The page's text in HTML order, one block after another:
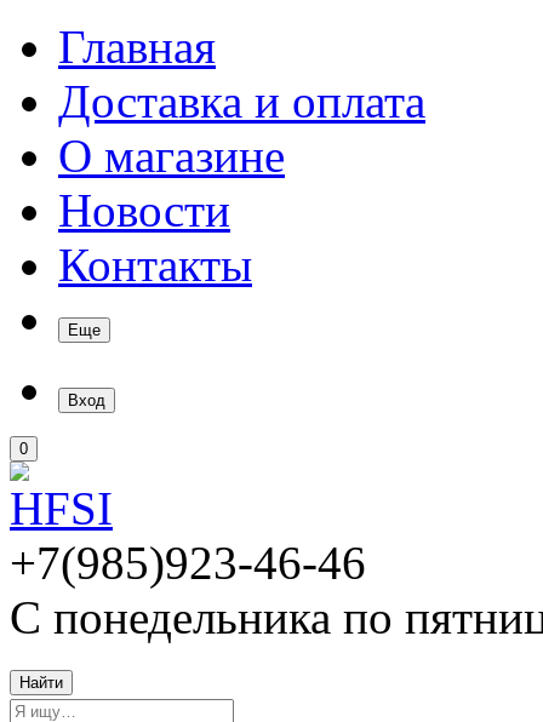
Главная
Доставка и оплата
О магазине
Новости
Контакты
Еще
Вход
0
+7(985)923-46-46
С понедельника по
Найти